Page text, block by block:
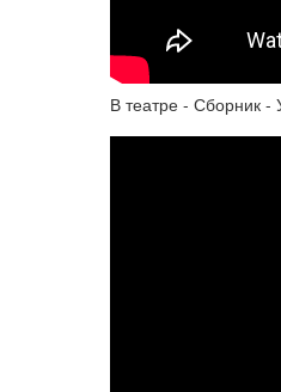
В театре - Сборник -